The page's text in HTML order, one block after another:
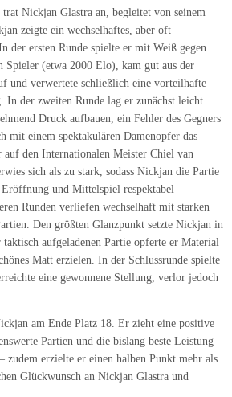
trat Nickjan Glastra an, begleitet von seinem
zeigte ein wechselhaftes, aber oft
der ersten Runde spielte er mit Weiß gegen
Spieler (etwa 2000 Elo), kam gut aus der
und verwertete schließlich eine vorteilhafte
In der zweiten Runde lag er zunächst leicht
Druck aufbauen, ein Fehler des Gegners
mit einem spektakulären Damenopfer das
den Internationalen Meister Chiel van
sich als zu stark, sodass Nickjan die Partie
und Mittelspiel respektabel
Runden verliefen wechselhaft mit starken
Den größten Glanzpunkt setzte Nickjan in
aufgeladenen Partie opferte er Material
Matt erzielen. In der Schlussrunde spielte
eine gewonnene Stellung, verlor jedoch
am Ende Platz 18. Er zieht eine positive
Partien und die bislang beste Leistung
erzielte er einen halben Punkt mehr als
Glückwunsch an Nickjan Glastra und